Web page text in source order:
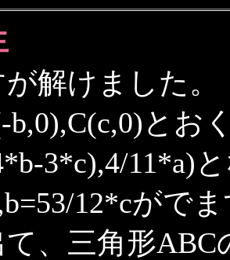
解けました。
b,0),C(c,0)とお
3*c),4/11*a)
12*cがで
、三角形